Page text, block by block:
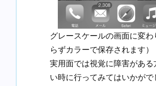
グレースケールの画面に変
らずカラーで保存されます）
実用面では視覚に障害があ
い時に行ってみてはいかがで